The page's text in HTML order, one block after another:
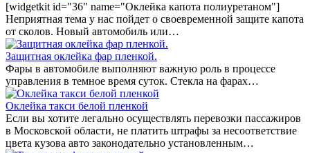
[widgetkit id="36" name="Оклейка капота полиуретаном"]
Неприятная тема у нас пойдет о своевременной защите капота
от сколов. Новый автомобиль или…
Защитная оклейка фар пленкой.
Фары в автомобиле выполняют важную роль в процессе
управления в темное время суток. Стекла на фарах…
Оклейка такси белой пленкой
Если вы хотите легально осуществлять перевозки пассажиров
в Московской области, не платить штрафы за несоответствие
цвета кузова авто законодательно установленным…